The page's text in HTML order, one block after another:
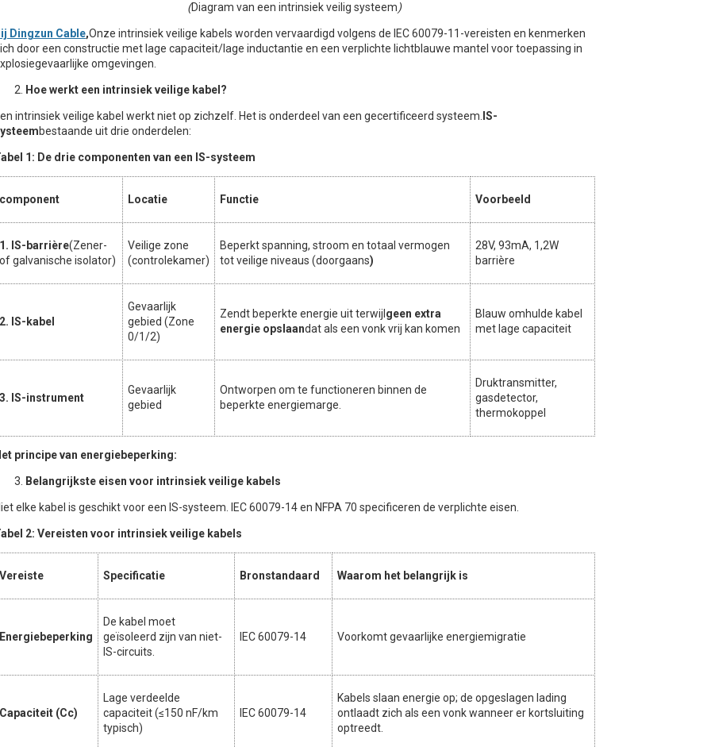
(Diagram van een intrinsiek veilig systeem)
Dingzun Cable,Onze intrinsiek veilige kabels worden vervaardigd volgens de IEC 60079-11-vereisten en kenmerken
door een constructie met lage capaciteit/lage inductantie en een verplichte lichtblauwe mantel voor toepassing in
omgevingen.
Hoe werkt een intrinsiek veilige kabel?
intrinsiek veilige kabel werkt niet op zichzelf. Het is onderdeel van een gecertificeerd systeem. IS-
bestaande uit drie onderdelen:
1: De drie componenten van een IS-systeem
component Locatie Functie Voorbeeld
1. IS-barrière(Zener-
of galvanische isolator)
Veilige zone
(controlekamer)
Beperkt spanning, stroom en totaal vermogen
tot veilige niveaus (doorgaans)
28V, 93mA, 1,2W
barrière
2. IS-kabel
Gevaarlijk
gebied (Zone
0/1/2)
Zendt beperkte energie uit terwijl geen extra
energie opslaandat als een vonk vrij kan komen
Blauw omhulde kabel
met lage capaciteit
3. IS-instrument
Gevaarlijk
gebied
Ontworpen om te functioneren binnen de
beperkte energiemarge.
Druktransmitter,
gasdetector,
thermokoppel
principe van energiebeperking:
Belangrijkste eisen voor intrinsiek veilige kabels
elke kabel is geschikt voor een IS-systeem. IEC 60079-14 en NFPA 70 specificeren de verplichte eisen.
2: Vereisten voor intrinsiek veilige kabels
Vereiste Specificatie Bronstandaard Waarom het belangrijk is
Energiebeperking
De kabel moet
geïsoleerd zijn van niet-
IS-circuits.
IEC 60079-14 Voorkomt gevaarlijke energiemigratie
Capaciteit (Cc)
Lage verdeelde
capaciteit (≤150 nF/km
typisch)
IEC 60079-14
Kabels slaan energie op; de opgeslagen lading
ontlaadt zich als een vonk wanneer er kortsluiting
optreedt.